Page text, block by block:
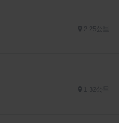
2.25公里